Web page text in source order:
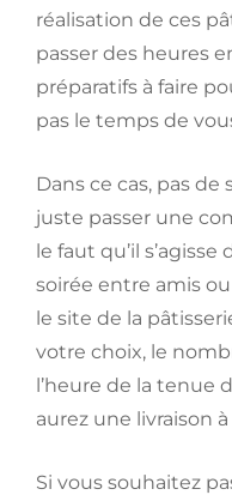
réalisation de ces
passer des heures
préparatifs à faire
pas le temps de
Dans ce cas, pas de
juste passer une
le faut qu’il s’agisse
soirée entre amis
le site de la
votre choix, le
l’heure de la tenue
aurez une livraison
Si vous souhaitez